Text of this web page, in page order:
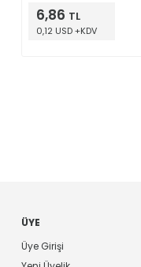
Resistant Thick Film
6,86 TL
0,12 USD +KDV
ÜYE
Üye Girişi